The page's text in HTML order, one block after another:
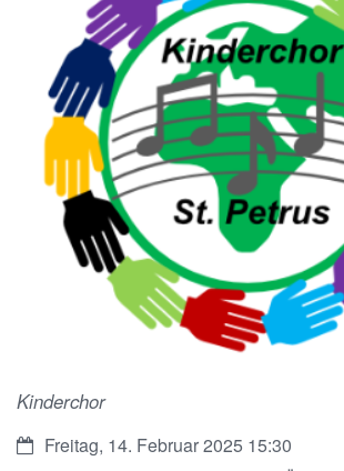
Kinderchor
Datum:Freitag, 14. Februar 2025 15:30